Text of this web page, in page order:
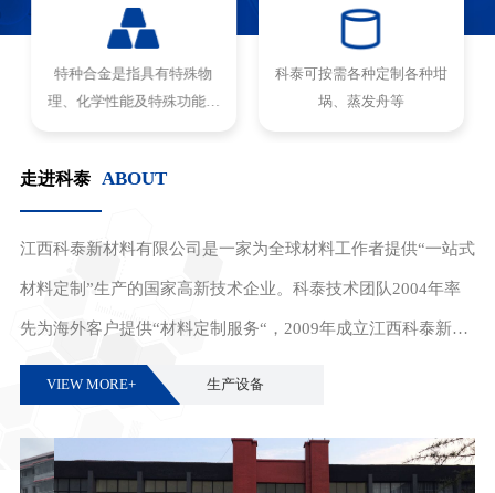
特种合金是指具有特殊物
理、化学性能及特殊功能和
科泰可按需各种定制各种坩
埚、蒸发舟等
走进科泰 ABOUT
江西科泰新材料有限公司是一家为全球材料工作者提供“一站式
材料定制”生产的国家高新技术企业。科泰技术团队2004年率
先为海外客户提供“材料定制服务“，2009年成立江西科泰新材
料有限公司进行材料定制生产 。二十一年的励精图治，让科泰
成长为被国际高度认可的功能材料“实验室工厂”。
VIEW MORE+ 生产设备